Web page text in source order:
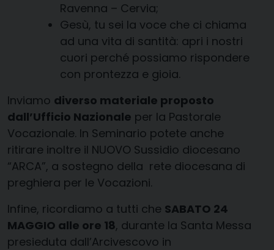
Ravenna – Cervia;
Gesù, tu sei la voce che ci chiama
ad una vita di santità: apri i nostri
cuori perché possiamo rispondere
con prontezza e gioia.
Inviamo diverso materiale proposto
dall’Ufficio Nazionale per la Pastorale
Vocazionale. In Seminario potete anche
ritirare inoltre il NUOVO Sussidio diocesano
“ARCA”, a sostegno della rete diocesana di
preghiera per le Vocazioni.
Infine, ricordiamo a tutti che SABATO 24
MAGGIO alle ore 18, durante la Santa Messa
presieduta dall’Arcivescovo in